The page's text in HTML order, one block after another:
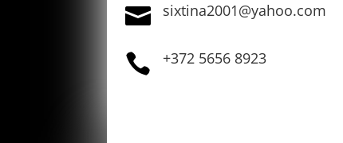
 sixtina2001@yahoo.com
 +372 5656 8923